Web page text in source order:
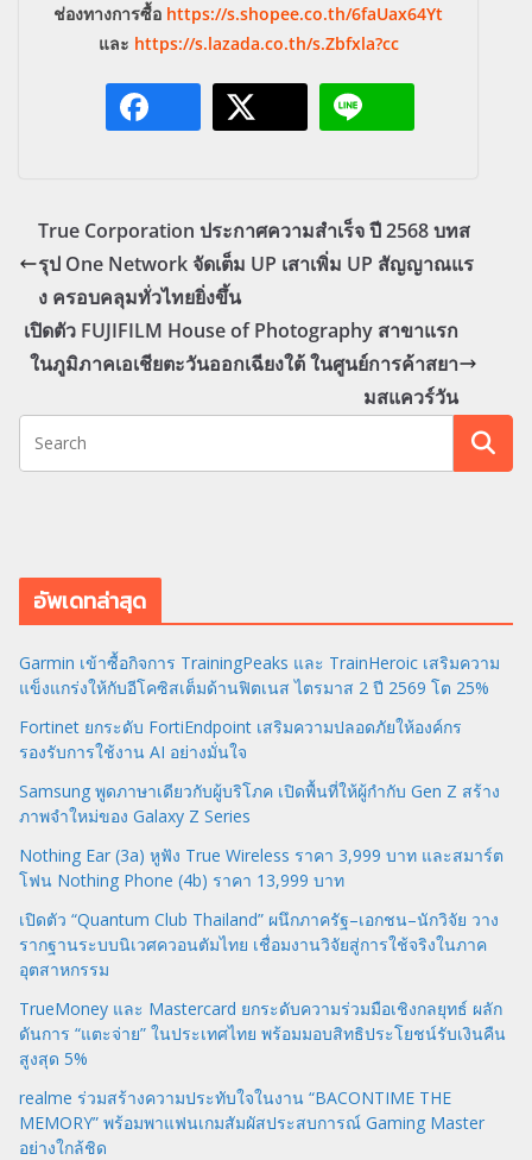
ช่องทางการซื้อ https://s.shopee.co.th/6faUax64Yt
และ https://s.lazada.co.th/s.Zbfxla?cc
True Corporation ประกาศความสำเร็จ ปี 2568 บทส
รุป One Network จัดเต็ม UP เสาเพิ่ม UP สัญญาณแร
ง ครอบคลุมทั่วไทยยิ่งขึ้น
เปิดตัว FUJIFILM House of Photography สาขาแรก
ในภูมิภาคเอเชียตะวันออกเฉียงใต้ ในศูนย์การค้าสยา
มสแควร์วัน
อัพเดทล่าสุด
Garmin เข้าซื้อกิจการ TrainingPeaks และ TrainHeroic เสริมความ
แข็งแกร่งให้กับอีโคซิสเต็มด้านฟิตเนส ไตรมาส 2 ปี 2569 โต 25%
Fortinet ยกระดับ FortiEndpoint เสริมความปลอดภัยให้องค์กร
รองรับการใช้งาน AI อย่างมั่นใจ
Samsung พูดภาษาเดียวกับผู้บริโภค เปิดพื้นที่ให้ผู้กำกับ Gen Z สร้าง
ภาพจำใหม่ของ Galaxy Z Series
Nothing Ear (3a) หูฟัง True Wireless ราคา 3,999 บาท และสมาร์ต
โฟน Nothing Phone (4b) ราคา 13,999 บาท
เปิดตัว “Quantum Club Thailand” ผนึกภาครัฐ–เอกชน–นักวิจัย วาง
รากฐานระบบนิเวศควอนตัมไทย เชื่อมงานวิจัยสู่การใช้จริงในภาค
อุตสาหกรรม
TrueMoney และ Mastercard ยกระดับความร่วมมือเชิงกลยุทธ์ ผลัก
ดันการ “แตะจ่าย” ในประเทศไทย พร้อมมอบสิทธิประโยชน์รับเงินคืน
สูงสุด 5%
realme ร่วมสร้างความประทับใจในงาน “BACONTIME THE
MEMORY” พร้อมพาแฟนเกมสัมผัสประสบการณ์ Gaming Master
อย่างใกล้ชิด